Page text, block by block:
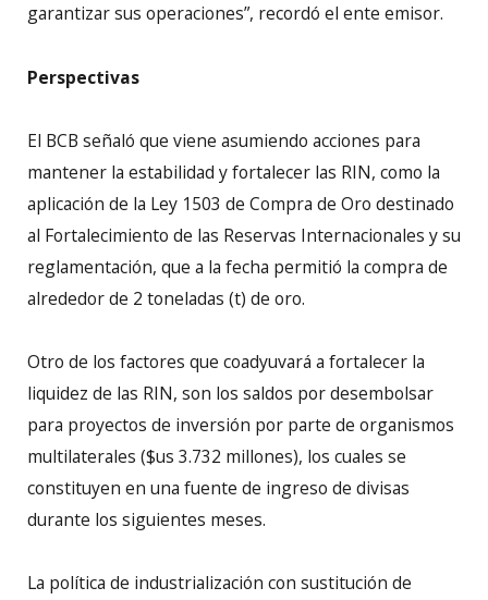
garantizar sus operaciones”, recordó el ente emisor.
Perspectivas
El BCB señaló que viene asumiendo acciones para
mantener la estabilidad y fortalecer las RIN, como la
aplicación de la Ley 1503 de Compra de Oro destinado
al Fortalecimiento de las Reservas Internacionales y su
reglamentación, que a la fecha permitió la compra de
alrededor de 2 toneladas (t) de oro.
Otro de los factores que coadyuvará a fortalecer la
liquidez de las RIN, son los saldos por desembolsar
para proyectos de inversión por parte de organismos
multilaterales ($us 3.732 millones), los cuales se
constituyen en una fuente de ingreso de divisas
durante los siguientes meses.
La política de industrialización con sustitución de